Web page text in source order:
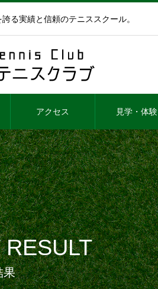
る実績と信頼のテニススクール。
アクセス 見学・体験
果